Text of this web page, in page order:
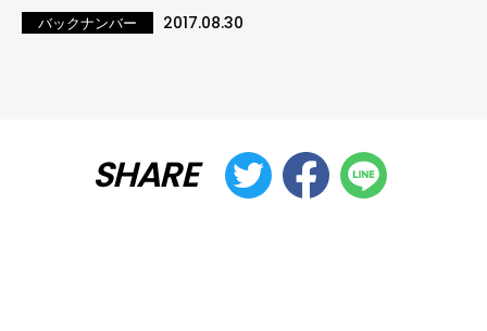
バックナンバー 2017.08.30
SHARE